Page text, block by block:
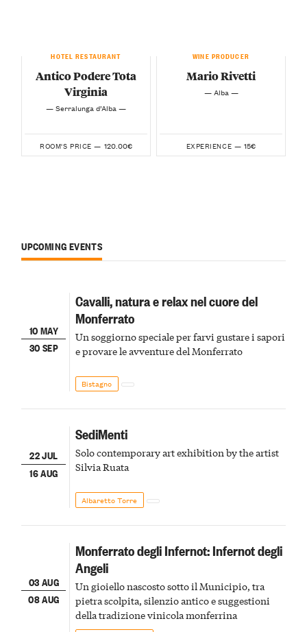
HOTEL RESTAURANT
Antico Podere Tota
Virginia
— Serralunga d’Alba —
ROOM'S PRICE — 120.00€
WINE PRODUCER
Mario Rivetti
— Alba —
EXPERIENCE — 15€
UPCOMING EVENTS
10 MAY
30 SEP
Cavalli, natura e relax nel cuore del
Monferrato
Un soggiorno speciale per farvi gustare i sapori
e provare le avventure del Monferrato
Bistagno
22 JUL
16 AUG
SediMenti
Solo contemporary art exhibition by the artist
Silvia Ruata
Albaretto Torre
03 AUG
08 AUG
Monferrato degli Infernot: Infernot degli
Angeli
Un gioiello nascosto sotto il Municipio, tra
pietra scolpita, silenzio antico e suggestioni
della tradizione vinicola monferrina